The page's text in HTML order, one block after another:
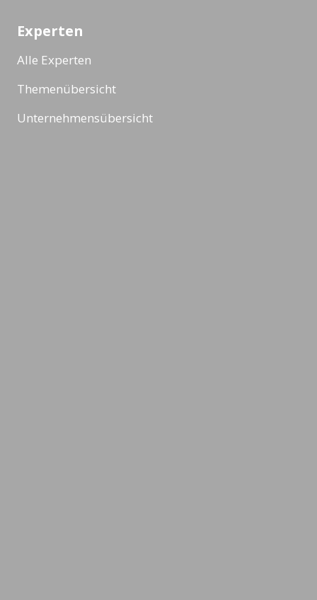
Experten
Alle Experten
Themenübersicht
Unternehmensübersicht